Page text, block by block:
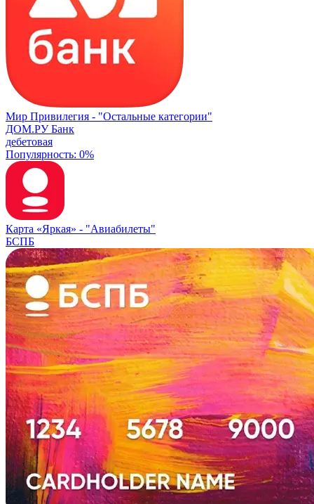
Мир Привилегия - "Остальные категории"
ДОМ.РУ Банк
дебетовая
Популярность: 0%
Карта «Яркая» - "Авиабилеты"
БСПБ